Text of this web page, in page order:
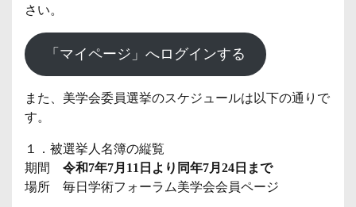
さい。
「マイページ」へログインする
また、美学会委員選挙のスケジュールは以下の通りで
す。
１．被選挙人名簿の縦覧
期間 令和7年7月11日より同年7月24日まで
場所 毎日学術フォーラム美学会会員ページ